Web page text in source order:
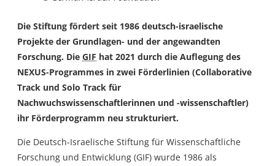
Die Stiftung fördert seit 1986 deutsch-israelische
Projekte der Grundlagen- und der angewandten
Forschung. Die GIF hat 2021 durch die Auflegung des
NEXUS-Programmes in zwei Förderlinien (Collaborative
Track und Solo Track für
Nachwuchswissenschaftlerinnen und -wissenschaftler)
ihr Förderprogramm neu strukturiert.
Die Deutsch-Israelische Stiftung für Wissenschaftliche
Forschung und Entwicklung (GIF) wurde 1986 als